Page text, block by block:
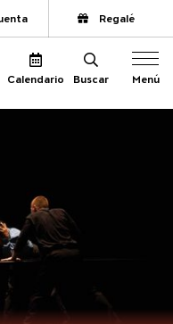
sitio
Regalé
Calendario Buscar Menú